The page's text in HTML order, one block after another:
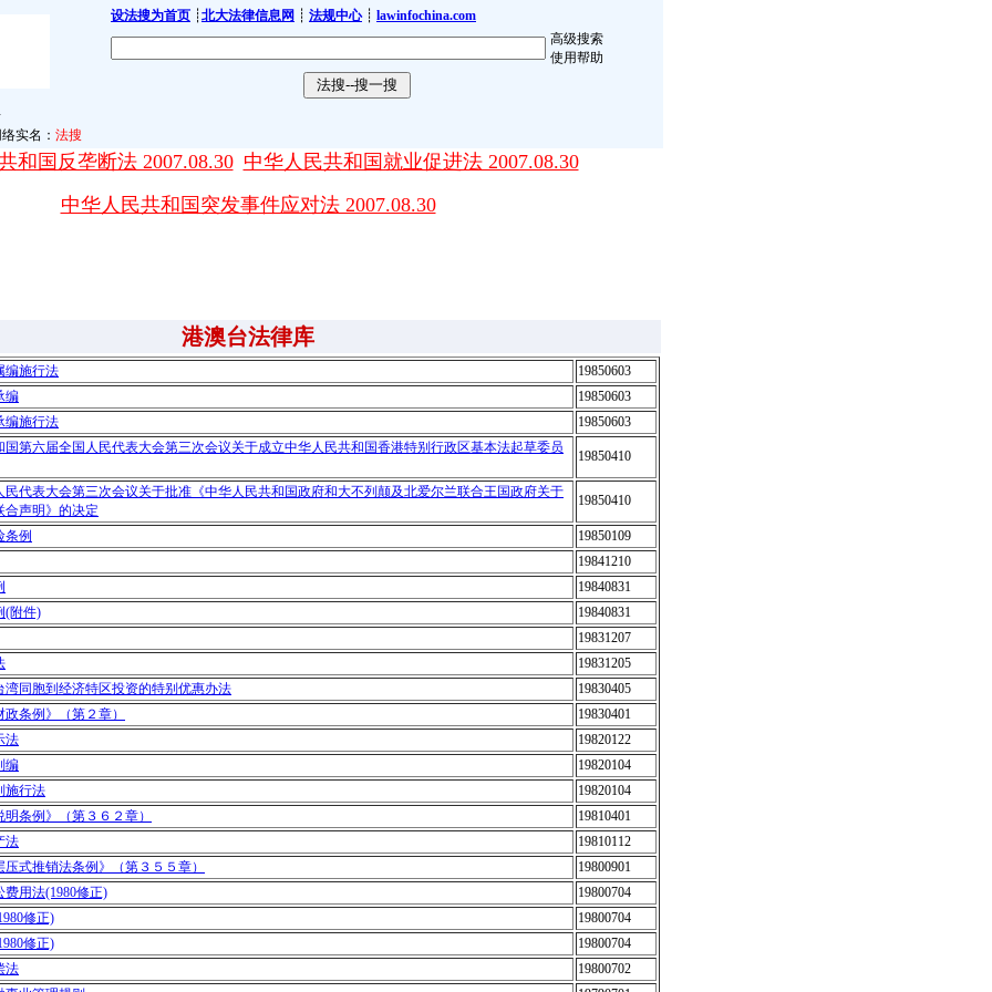
设法搜为首页 ┊ 北大法律信息网 ┊ 法规中心┊ lawinfochina.com
高级搜索
使用帮助
实名： 法搜
和国反垄断法 2007.08.30 中华人民共和国就业促进法 2007.08.30
中华人民共和国突发事件应对法 2007.08.30
港澳台法律库
编施行法
19850603
编
19850603
编施行法
19850603
国第六届全国人民代表大会第三次会议关于成立中华人民共和国香港特别行政区基本法起草委员
19850410
民代表大会第三次会议关于批准《中华人民共和国政府和大不列颠及北爱尔兰联合王国政府关于
合声明》的决定
19850410
条例
19850109
19841210
19840831
(附件)
19840831
19831207
19831205
湾同胞到经济特区投资的特别优惠办法
19830405
条例》（第２章）
19830401
法
19820122
编
19820104
施行法
19820104
条例》（第３６２章）
19810401
法
19810112
式推销法条例》（第３５５章）
19800901
费用法(1980修正)
19800704
修正)
19800704
修正)
19800704
法
19800702